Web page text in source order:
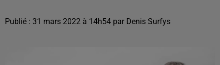
Publié : 31 mars 2022 à 14h54 par Denis Surfys